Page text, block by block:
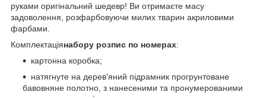
руками оригінальний шедевр! Ви отримаєте масу
задоволення, розфарбовуючи милих тварин акриловими
фарбами.
Комплектаціянабору розпис по номерах:
картонна коробка;
натягнуте на дерев'яний підрамник прогрунтоване
бавовняне полотно, з нанесеними та пронумерованими